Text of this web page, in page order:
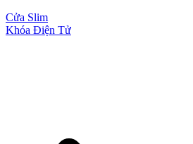
Cửa Slim
Khóa Điện Tử